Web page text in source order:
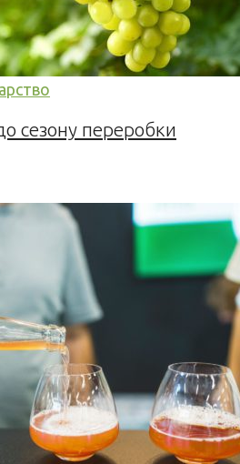
сезону переробки